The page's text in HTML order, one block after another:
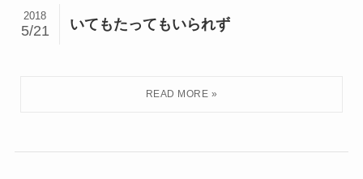
いてもたってもいられず
2018
5/21